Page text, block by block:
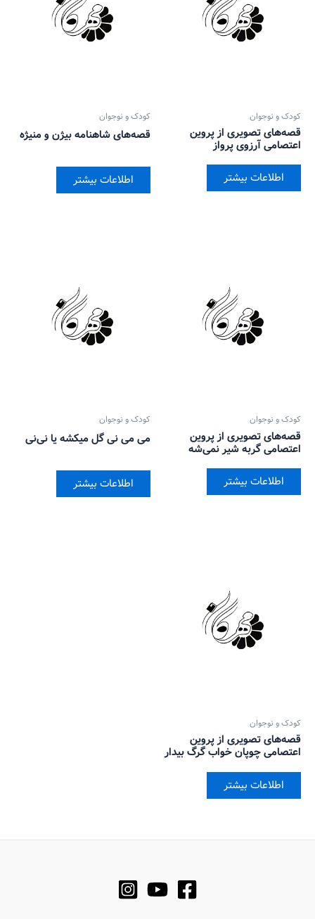
کودک و نوجوان
قصه‌های تصویری از پروین
اعتصامی آرزوی پرواز
اطلاعات بیشتر
کودک و نوجوان
قصه‌های شاهنامه بیژن و منیژه
اطلاعات بیشتر
کودک و نوجوان
قصه‌های تصویری از پروین
اعتصامی گربه شیر نمی‌شه
اطلاعات بیشتر
کودک و نوجوان
می می نی گل میکشه یا نی‌نی
اطلاعات بیشتر
کودک و نوجوان
قصه‌های تصویری از پروین
اعتصامی چوپان خواب گرگ بیدار
اطلاعات بیشتر